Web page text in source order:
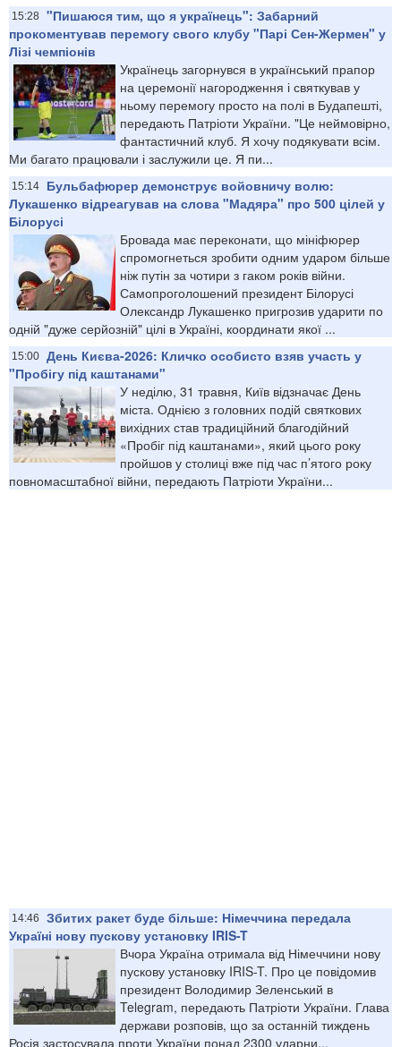
15:28 "Пишаюся тим, що я українець": Забарний
прокоментував перемогу свого клубу "Парі Сен-Жермен" у
Лізі чемпіонів
Українець загорнувся в український прапор
на церемонії нагородження і святкував у
ньому перемогу просто на полі в Будапешті,
передають Патріоти України. "Це неймовірно,
фантастичний клуб. Я хочу подякувати всім.
Ми багато працювали і заслужили це. Я пи...
15:14
Бульбафюрер демонструє войовничу волю:
Лукашенко відреагував на слова "Мадяра" про 500 цілей у
Білорусі
Бровада має переконати, що мініфюрер
спромогнеться зробити одним ударом більше
ніж путін за чотири з гаком років війни.
Самопроголошений президент Білорусі
Олександр Лукашенко пригрозив ударити по
одній "дуже серйозній" цілі в Україні, координати якої ...
15:00 День Києва-2026: Кличко особисто взяв участь у
"Пробігу під каштанами"
У неділю, 31 травня, Київ відзначає День
міста. Однією з головних подій святкових
вихідних став традиційний благодійний
«Пробіг під каштанами», який цього року
пройшов у столиці вже під час п’ятого року
повномасштабної війни, передають Патріоти України...
14:46
Збитих ракет буде більше: Німеччина передала
Україні нову пускову установку IRIS-T
Вчора Україна отримала від Німеччини нову
пускову установку IRIS-T. Про це повідомив
президент Володимир Зеленський в
Telegram, передають Патріоти України. Глава
держави розповів, що за останній тиждень
Росія застосувала проти України понад 2300 ударни...